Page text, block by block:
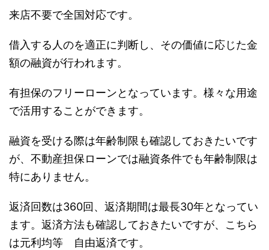
来店不要で全国対応です。
借入する人のを適正に判断し、その価値に応じた金
額の融資が行われます。
有担保のフリーローンとなっています。様々な用途
で活用することができます。
融資を受ける際は年齢制限も確認しておきたいです
が、不動産担保ローンでは融資条件でも年齢制限は
特にありません。
返済回数は360回、返済期間は最長30年となってい
ます。返済方法も確認しておきたいですが、こちら
は元利均等 自由返済です。